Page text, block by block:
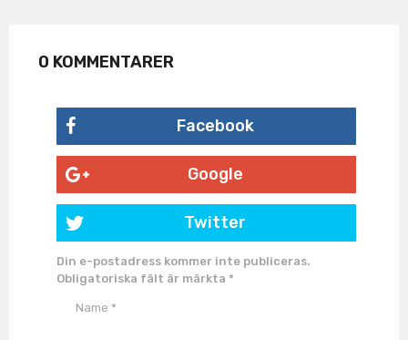
0 KOMMENTARER
Facebook
Google
Twitter
Din e-postadress kommer inte publiceras.
Obligatoriska fält är märkta *